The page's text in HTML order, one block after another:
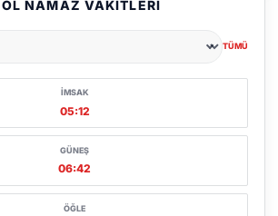
NAMAZ VAKITLERI
TÜMÜ
İMSAK
05:12
GÜNEŞ
06:42
ÖĞLE